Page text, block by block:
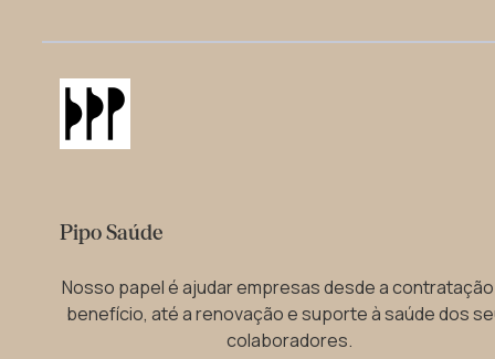
Pipo Saúde
Nosso papel é ajudar empresas desde a
benefício, até a renovação e suporte à saúde dos
colaboradores.